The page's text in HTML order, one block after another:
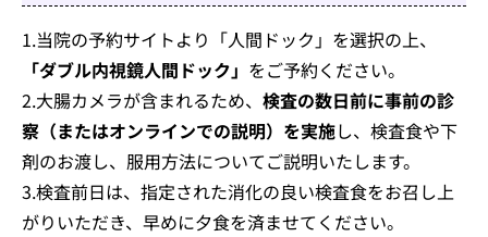
1.当院の予約サイトより「人間ドック」を選択の上、
「ダブル内視鏡人間ドック」 をご予約ください。
2.大腸カメラが含まれるため、 検査の数日前に事前の診
察（またはオンラインでの説明）を実施し、検査食や下
剤のお渡し、服用方法についてご説明いたします。
3.検査前日は、指定された消化の良い検査食をお召し上
がりいただき、早めに夕食を済ませてください。